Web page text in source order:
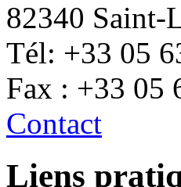
82340 Saint-
Tél: +33 05
Fax : +33 05
Contact
Liens